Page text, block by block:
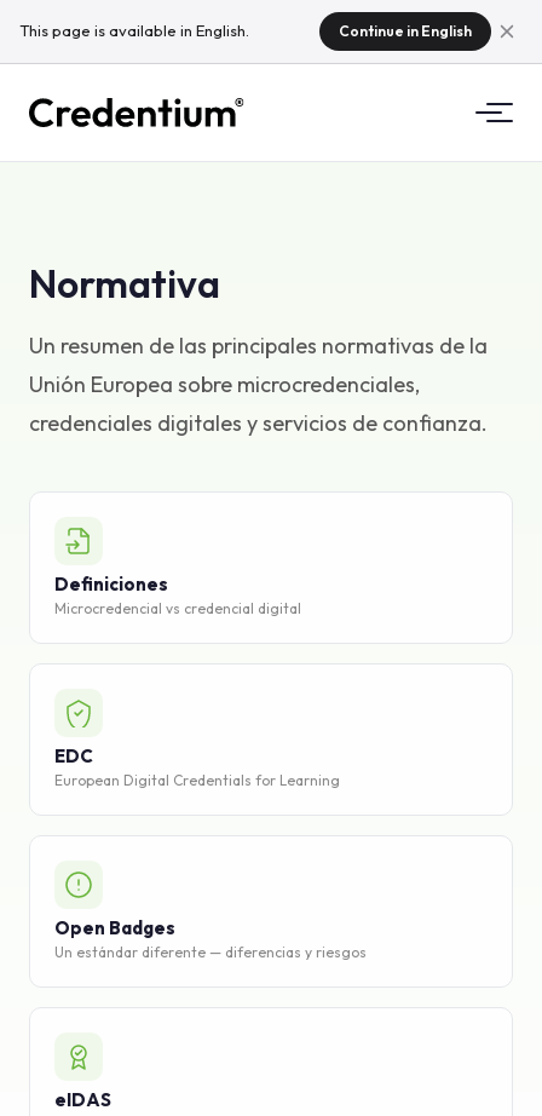
This page is available in English. Continue in English
Sobre CloudTeam
Para universidades
Para empresas de eventos
¿Qué son las microcredenciales?
Base de conocimiento
Normativa
Un resumen de las principales normativas de la
Unión Europea sobre microcredenciales,
credenciales digitales y servicios de confianza.
Definiciones
Microcredencial vs credencial digital
EDC
European Digital Credentials for Learning
Open Badges
Un estándar diferente — diferencias y riesgos
eIDAS